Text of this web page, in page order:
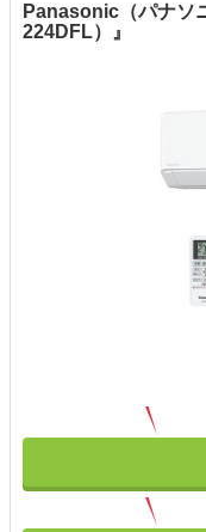
Panasonic（パナソ
224DFL）』